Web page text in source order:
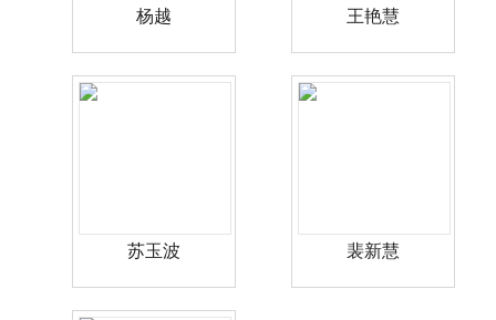
杨越 王艳慧
苏玉波 裴新慧